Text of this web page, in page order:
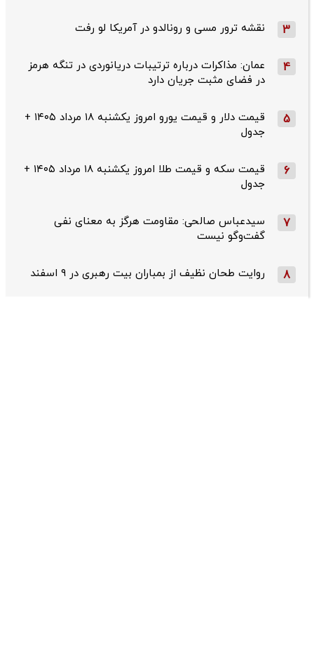
3 نقشه ترور مسی و رونالدو در آمریکا لو رفت
4
عمان: مذاکرات درباره ترتیبات دریانوردی در تنگه هرمز
در فضای مثبت جریان دارد
5
قیمت دلار و قیمت یورو امروز یکشنبه ۱۸ مرداد ۱۴۰۵ +
جدول
6
قیمت سکه و قیمت طلا امروز یکشنبه ۱۸ مرداد ۱۴۰۵ +
جدول
7
سیدعباس صالحی: مقاومت هرگز به معنای نفی
گفت‌وگو نیست
8 روایت طحان‌ نظیف از بمباران بیت رهبری در ۹ اسفند